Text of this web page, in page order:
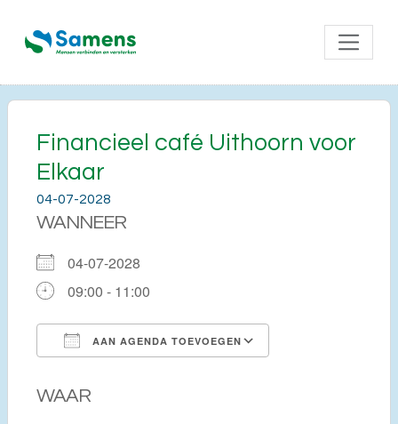
Financieel café Uithoorn voor
Elkaar
04-07-2028
WANNEER
04-07-2028
09:00 - 11:00
AAN AGENDA TOEVOEGEN
WAAR